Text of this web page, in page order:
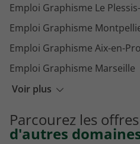
Voir plus
Emploi Graphisme Le
Emploi Graphisme
Emploi Graphisme Aix-en-
Emploi Graphisme Marseille
Emploi Graphisme Bourges
Emploi Graphisme
Parcourez les
d'autres